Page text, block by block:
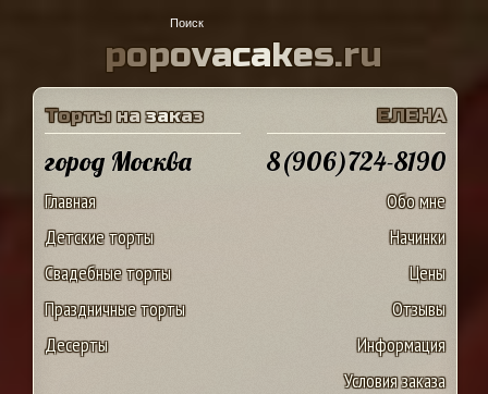
popovacakes.ru
Торты на заказ
город Москва
Главная
Детские торты
Свадебные торты
Праздничные торты
Десерты
ЕЛЕНА
8(906)724-8190
Обо мне
Начинки
Цены
Отзывы
Информация
Условия заказа